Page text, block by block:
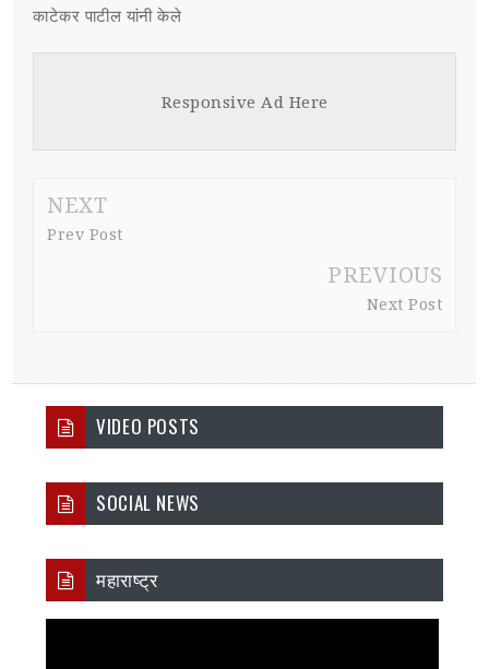
VIDEO POSTS
SOCIAL NEWS
महाराष्ट्र
काटेकर पाटील यांनी केले
Responsive Ad Here
NEXT
Prev Post
PREVIOUS
Next Post